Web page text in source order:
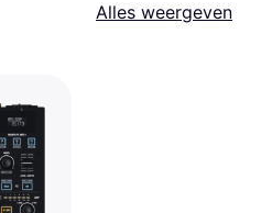
Alles weergeven